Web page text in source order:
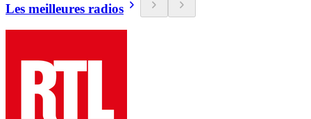
Les meilleures radios